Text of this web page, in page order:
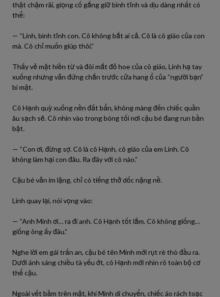
thật chậm rãi, giọng cố gắng giữ bình tĩnh và dịu dàng nhất có
thể:
— “Linh, bình tĩnh con. Cô không bắt ai cả. Cô là cô giáo của con
mà. Cô chỉ muốn giúp thôi.”
Thấy vẻ mặt hiền từ và đôi mắt đỏ hoe của cô giáo, Linh hạ tay
xuống nhưng vẫn đứng chắn trước cửa hang ổ của “người bạn”
bí mật.
Cô Hạnh quỳ xuống nền đất bẩn, không màng đến chiếc quần
âu sạch sẽ. Cô nhìn vào trong bóng tối nơi cậu bé đang run bần
bật.
— “Con ơi, đừng sợ. Cô là cô Hạnh, cô giáo của em Linh. Cô
không làm hại con đâu. Ra đây với cô nào.”
Cậu bé vẫn im lặng, chỉ có tiếng thở dốc nặng nề.
Linh quay lại, nói vọng vào:
— “Anh Minh ơi… ra đi anh. Cô Hạnh tốt lắm. Cô không giống…
giống ông ấy đâu.”
Nghe lời em gái trấn an, cậu bé tên Minh mới rụt rè thò đầu ra.
Dưới ánh sáng chiều tà yếu ớt, cô Hạnh mới nhìn rõ toàn bộ cơ
thể cậu.
Ngoài vết bầm trên mặt, khi Minh di chuyển, chiếc áo rách toạc